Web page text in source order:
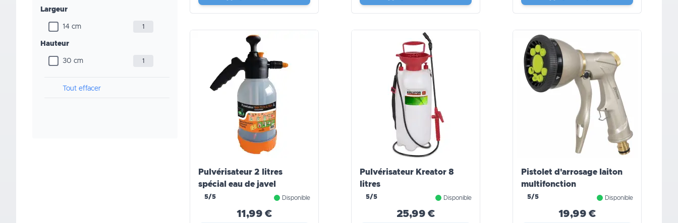
Largeur
14 cm 1
Hauteur
30 cm 1
Tout effacer
Pulvérisateur 2 litres
spécial eau de javel
5/5 Disponible
11,99 €
Pulvérisateur Kreator 8
litres
5/5 Disponible
25,99 €
Pistolet d'arrosage laiton
multifonction
5/5 Disponible
19,99 €